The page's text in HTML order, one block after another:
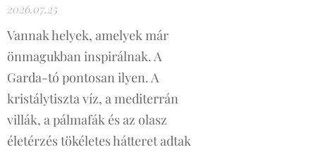
2026.07.25
Vannak helyek, amelyek már
önmagukban inspirálnak. A
Garda-tó pontosan ilyen. A
kristálytiszta víz, a mediterrán
villák, a pálmafák és az olasz
életérzés tökéletes hátteret adtak